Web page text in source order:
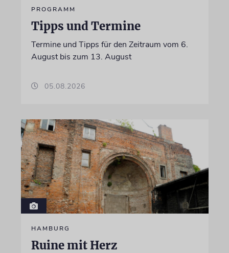
PROGRAMM
Tipps und Termine
Termine und Tipps für den Zeitraum vom 6.
August bis zum 13. August
05.08.2026
HAMBURG
Ruine mit Herz